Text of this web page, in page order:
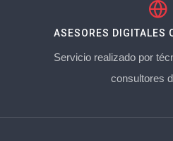
ASESORES DIGITALES
Servicio realizado por
consultores